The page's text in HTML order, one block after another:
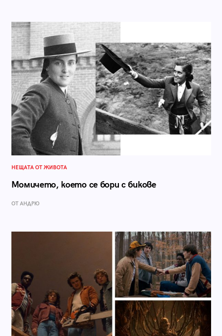
НЕЩАТА ОТ ЖИВОТА
Момичето, което се бори с бикове
ОТ АНДРЮ